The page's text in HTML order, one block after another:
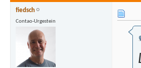
fiedsch
Contao-Urgestein